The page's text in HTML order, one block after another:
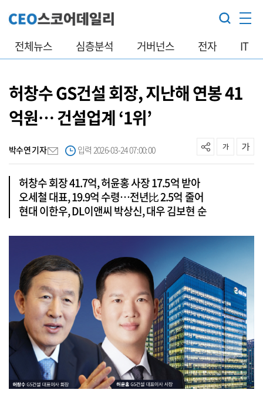
전체뉴스 심층분석 거버넌스 전자 IT
허창수 GS건설 회장, 지난해 연봉 41
억원… 건설업계 ‘1위’
박수연 기자 입력 2026-03-24 07:00:00
허창수 회장 41.7억, 허윤홍 사장 17.5억 받아
오세철 대표, 19.9억 수령…전년比 2.5억 줄어
현대 이한우, DL이앤씨 박상신, 대우 김보현 순